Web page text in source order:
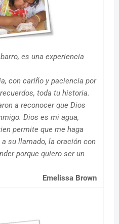
es una experiencia
con cariño y paciencia por
toda tu historia.
a reconocer que Dios
Dios es mi agua,
permite que me haga
su llamado, la oración con
porque quiero ser un
Emelissa Brown